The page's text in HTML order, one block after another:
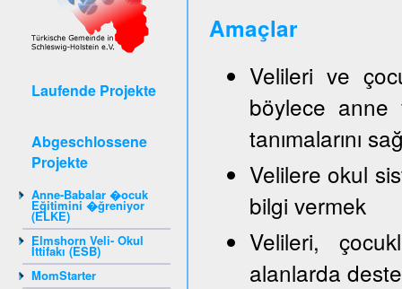
Laufende Projekte
Abgeschlossene
Projekte
Anne-Babalar �ocuk
Eğitimini �ğreniyor
(ELKE)
Elmshorn Veli- Okul
İttifakı (ESB)
MomStarter
Amaçlar
Velileri ve
böylece anne
tanımalarını
Velilere okul
bilgi vermek
Velileri,
alanlarda